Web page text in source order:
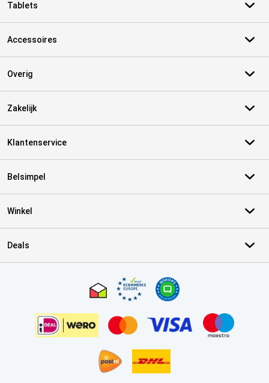
Tablets
Accessoires
Overig
Zakelijk
Klantenservice
Belsimpel
Winkel
Deals